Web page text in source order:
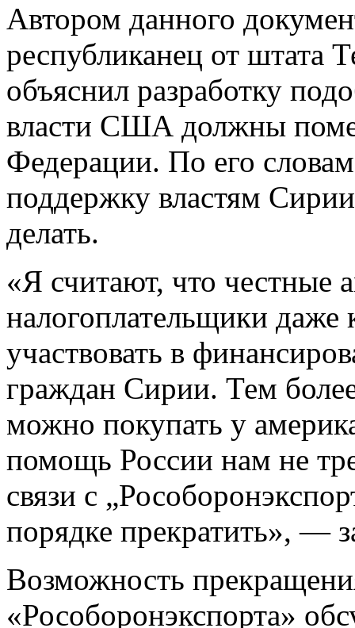
Автором данного
республиканец от штата
объяснил разработку
власти США должны
Федерации. По его
поддержку властям
делать.
«Я считают, что честные
налогоплательщики
участвовать в
граждан Сирии. Тем
можно покупать у
помощь России нам не
связи с
порядке прекратить», —
Возможность
«Рособоронэкспорта»